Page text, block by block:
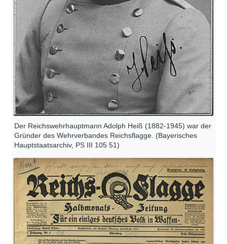
Der Reichswehrhauptmann Adolph Heiß (1882-1945) war der
Gründer des Wehrverbandes Reichsflagge. (Bayerisches
Hauptstaatsarchiv, PS III 105 51)